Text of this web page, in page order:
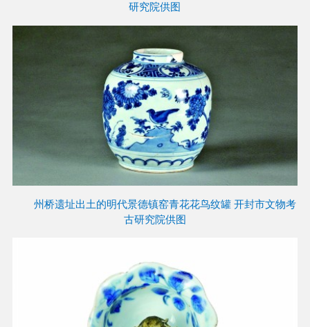
研究院供图
州桥遗址出土的明代景德镇窑青花花鸟纹罐 开封市文物考
古研究院供图